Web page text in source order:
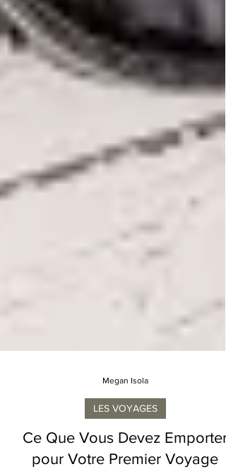
LES VOYAGES